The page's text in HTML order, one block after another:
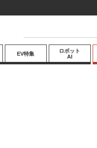
EV特集
ロボット
AI